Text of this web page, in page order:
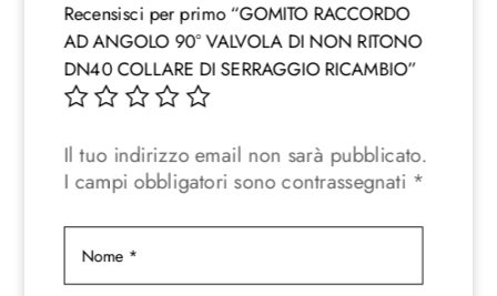
Recensisci per primo “GOMITO RACCORDO
AD ANGOLO 90° VALVOLA DI NON RITONO
DN40 COLLARE DI SERRAGGIO RICAMBIO”
Il tuo indirizzo email non sarà pubblicato.
I campi obbligatori sono contrassegnati *